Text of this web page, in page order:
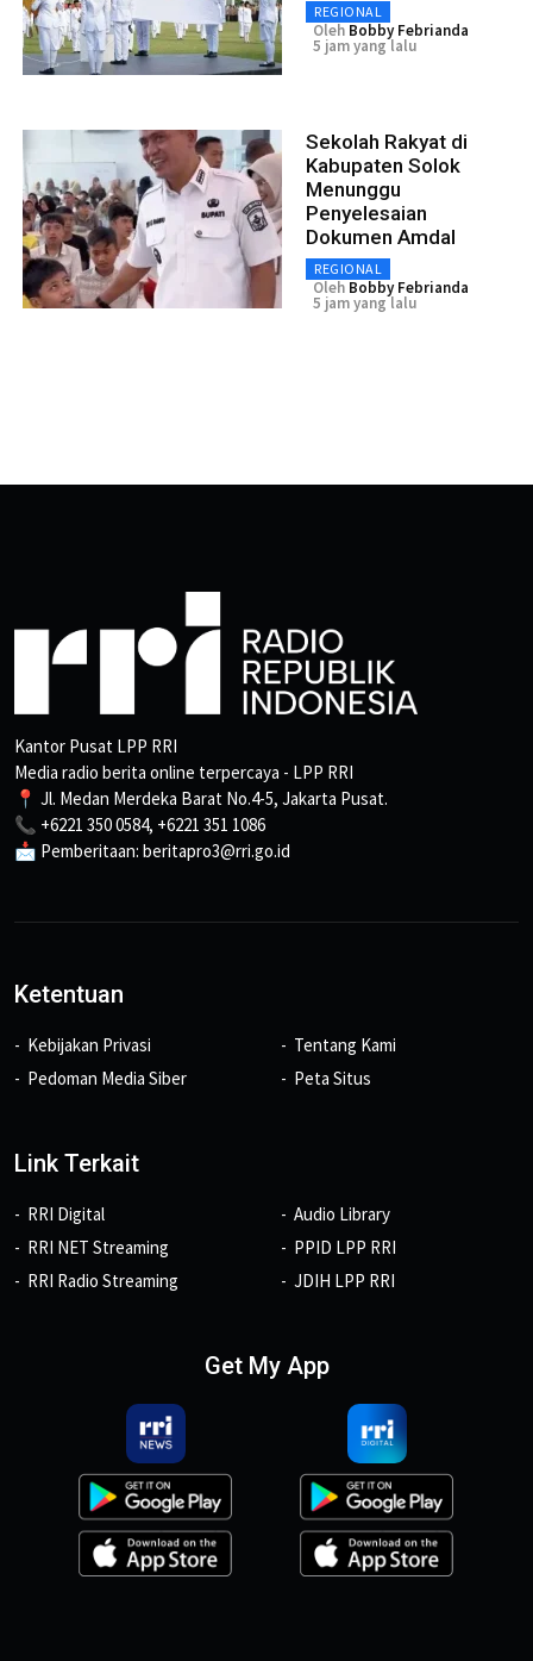
REGIONAL
Oleh Bobby Febrianda
5 jam yang lalu
Sekolah Rakyat di
Kabupaten Solok
Menunggu
Penyelesaian
Dokumen Amdal
REGIONAL
Oleh Bobby Febrianda
5 jam yang lalu
Kantor Pusat LPP RRI
Media radio berita online terpercaya - LPP RRI
📍 Jl. Medan Merdeka Barat No.4-5, Jakarta Pusat.
📞 +6221 350 0584, +6221 351 1086
📩 Pemberitaan: beritapro3@rri.go.id
Ketentuan
Kebijakan Privasi
Pedoman Media Siber
Tentang Kami
Peta Situs
Link Terkait
RRI Digital
RRI NET Streaming
RRI Radio Streaming
Audio Library
PPID LPP RRI
JDIH LPP RRI
Get My App